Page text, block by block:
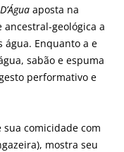
aposta na
geológica a
água. Enquanto a e
sabão e espuma
performativo e
sua comicidade com
mostra seu